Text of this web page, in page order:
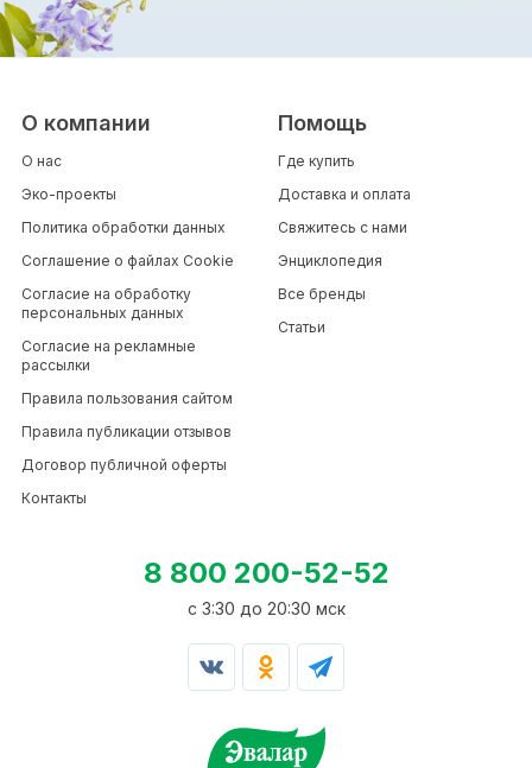
О компании
О нас
Эко-проекты
Политика обработки данных
Соглашение о файлах Cookie
Согласие на обработку
персональных данных
Согласие на рекламные
рассылки
Правила пользования сайтом
Правила публикации отзывов
Договор публичной оферты
Контакты
Помощь
Где купить
Доставка и оплата
Свяжитесь с нами
Энциклопедия
Все бренды
Статьи
8 800 200-52-52
c 3:30 до 20:30 мск